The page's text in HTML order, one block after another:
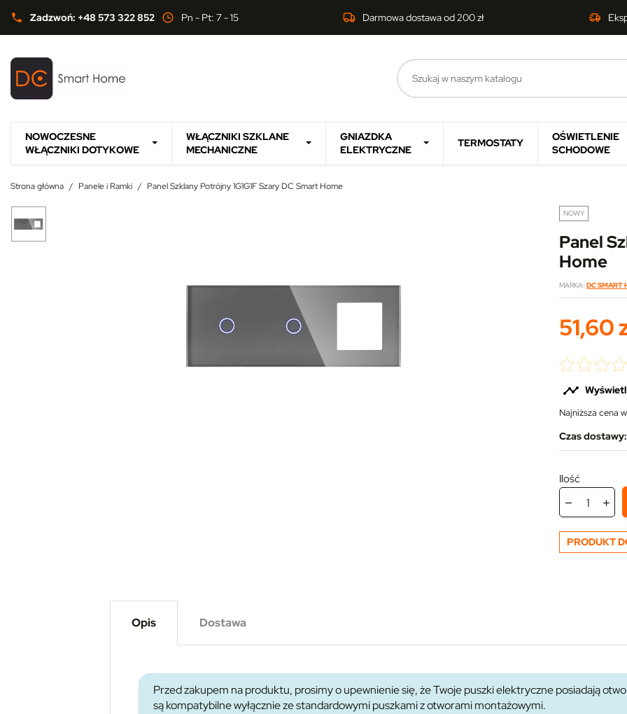
phone Zadzwoń: +48 573 322 852 Pn - Pt: 7 - 15 Darmowa dostawa od 200 zł
NOWOCZESNE
WŁĄCZNIKI DOTYKOWE
WŁĄCZNIKI SZKLANE
MECHANICZNE
GNIAZDKA
ELEKTRYCZNE
TERMOSTATY
OŚWIETLENIE
SCHODOWE
Strona główna Panele i Ramki Panel Szklany Potrójny 1G1G1F Szary DC Smart Home
NOWY
Panel
Home
MARKA DC SMART
51,60

Najniższa cena
Czas
Ilość
PRODUKT
Opis Dostawa
Przed zakupem na produktu, prosimy o upewnienie się, że Twoje puszki elektryczne posiadają
są kompatybilne wyłącznie ze standardowymi puszkami z otworami montażowymi.